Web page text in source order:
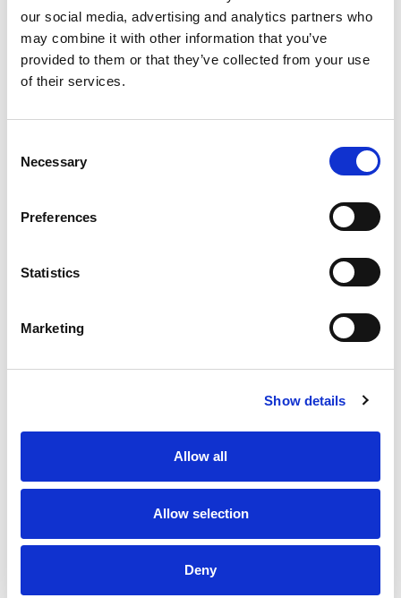
our social media, advertising and analytics partners who
may combine it with other information that you’ve
provided to them or that they’ve collected from your use
of their services.
Selection
Necessary
Preferences
Statistics
Marketing
Show details
Allow all
Allow selection
Deny
€200,00
Cum se folosește matrița
Beneficii
Cel mai robust cadru de pe piață
Durabil
Proiectat pentru utilizare intensivă
Modular